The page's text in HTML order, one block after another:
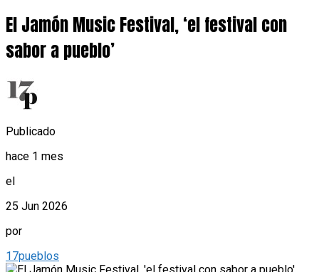
El Jamón Music Festival, ‘el festival con
sabor a pueblo’
Publicado
hace 1 mes
el
25 Jun 2026
por
17pueblos